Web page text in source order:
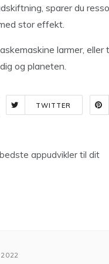
sparer du
stor effekt.
larmer,
og planeten.
TWITTER
appudvikler til dit
2022